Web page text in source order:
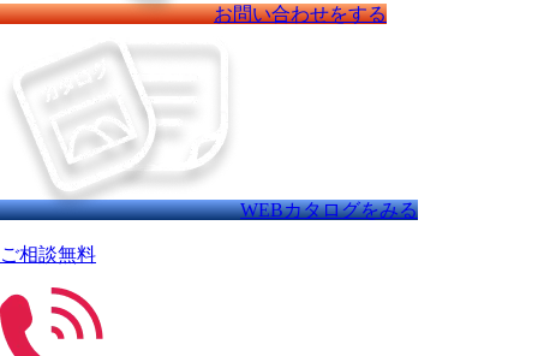
お問い合わせをする
WEBカタログをみる
ご相談無料